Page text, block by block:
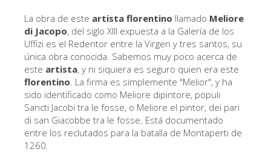
Reserve ahora
Visita virtual
Las obras
Las salas
Los Artistas
Las nuevas salas
La obra de este artista florentino llamado Meliore
di Jacopo, del siglo XIII expuesta a la Galería de los
Uffizi es el Redentor entre la Virgen y tres santos, su
única obra conocida. Sabemos muy poco acerca de
este artista, y ni siquiera es seguro quien era este
florentino. La firma es simplemente "Melior", y ha
sido identificado como Meliore dipintore, populi
Sancti Jacobi tra le fosse, o Meliore el pintor, dei pari
di san Giacobbe tra le fosse. Está documentado
entre los reclutados para la batalla de Montaperti de
1260.